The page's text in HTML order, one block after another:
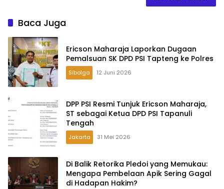
Baca Juga
Ericson Maharaja Laporkan Dugaan
Pemalsuan SK DPD PSI Tapteng ke Polres
Sibolga 12 Juni 2026
DPP PSI Resmi Tunjuk Ericson Maharaja,
ST sebagai Ketua DPD PSI Tapanuli
Tengah
Jakarta 31 Mei 2026
Di Balik Retorika Pledoi yang Memukau:
Mengapa Pembelaan Apik Sering Gagal
di Hadapan Hakim?